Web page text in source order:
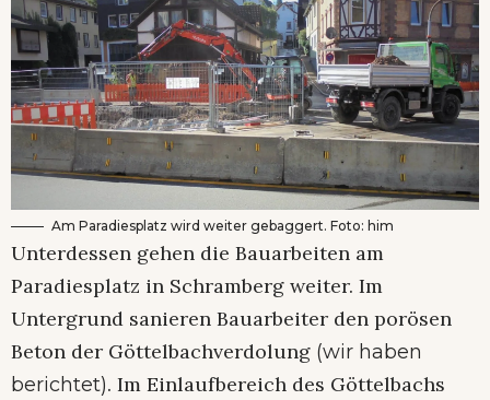
Am Paradiesplatz wird weiter gebaggert. Foto: him
Unterdessen gehen die Bauarbeiten am
Paradiesplatz in Schramberg weiter. Im
Untergrund sanieren Bauarbeiter den porösen
Beton der Göttelbachverdolung (wir haben
berichtet). Im Einlaufbereich des Göttelbachs